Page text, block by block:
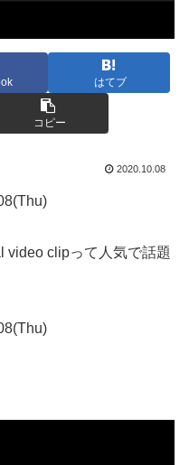
はてブ
コピー
2020.10.08
video clipって人気で話題